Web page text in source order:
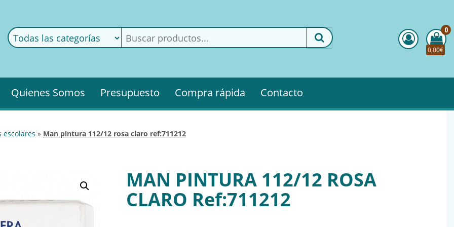
0
0,00€
Quienes Somos Presupuesto Compra rápida Contacto
escolares » man pintura 112/12 rosa claro ref:711212
MAN PINTURA 112/12 ROSA
CLARO Ref:711212